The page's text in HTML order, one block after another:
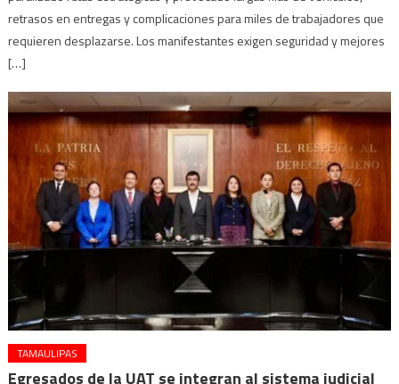
retrasos en entregas y complicaciones para miles de trabajadores que
requieren desplazarse. Los manifestantes exigen seguridad y mejores
[…]
TAMAULIPAS
Egresados de la UAT se integran al sistema judicial